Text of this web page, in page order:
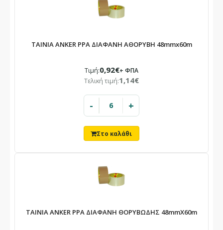
ΤΑΙΝΙΑ ANKER PPA ΔΙΑΦΑΝΗ ΑΘΟΡΥΒΗ 48mmx60m
Τιμή:0,92€+ ΦΠΑ
Τελική τιμή:1,14€
- +
ΤΑΙΝΙΑ ANKER PPA ΔΙΑΦΑΝΗ ΘΟΡΥΒΩΔΗΣ 48mmX60m